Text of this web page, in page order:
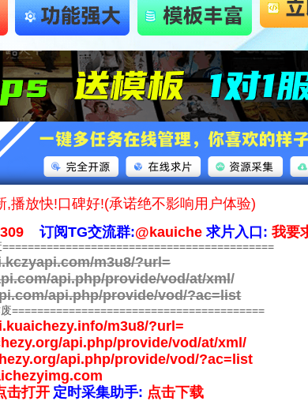
播放快!口碑好!(承诺绝不影响用户体验)
订阅TG交流群:@kauiche 求片入口:我要
m3u8/?url=
api.php/provide/vod/at/xml/
api.php/provide/vod/?ac=list
========================================
m3u8/?url=
api.php/provide/vod/at/xml/
api.php/provide/vod/?ac=list
击打开 定时采集助手: 点击下载